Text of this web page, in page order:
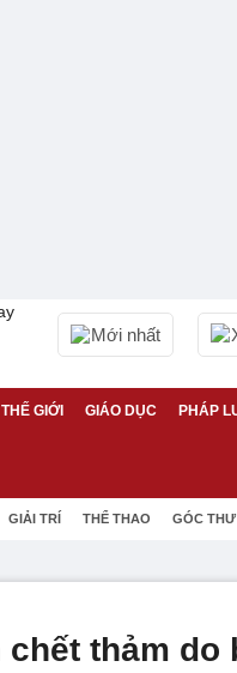
Mới nhất
THẾ GIỚI GIÁO DỤC PHÁP
GIẢI TRÍ THỂ THAO GÓC
chết thảm